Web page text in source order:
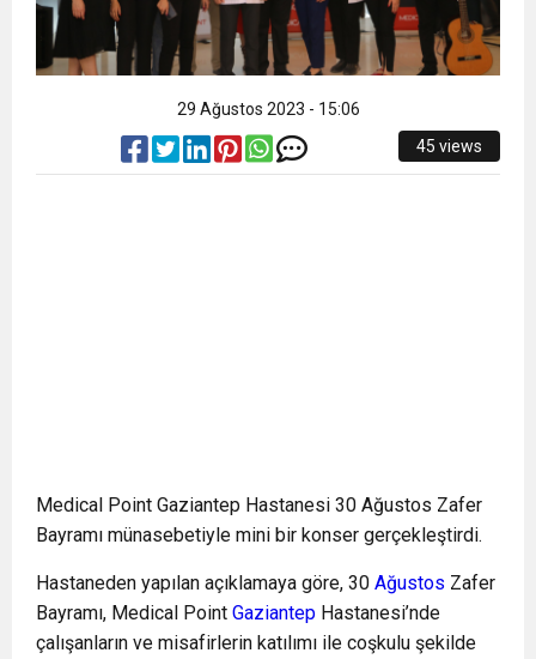
29 Ağustos 2023 - 15:06
45 views
Medical Point Gaziantep Hastanesi 30 Ağustos Zafer
Bayramı münasebetiyle mini bir konser gerçekleştirdi.
Hastaneden yapılan açıklamaya göre, 30 Ağustos Zafer
Bayramı, Medical Point Gaziantep Hastanesi’nde
çalışanların ve misafirlerin katılımı ile coşkulu şekilde